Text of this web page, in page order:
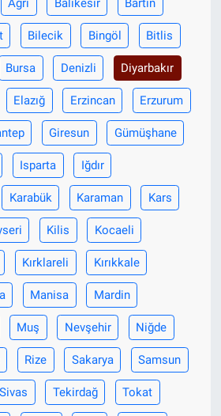
Ağrı Balıkesir Bartın
Bilecik Bingöl Bitlis
Bursa Denizli Diyarbakır
Elazığ Erzincan Erzurum
Giresun Gümüşhane
Isparta Iğdır
Karabük Karaman Kars
Kilis Kocaeli
Kırklareli Kırıkkale
Manisa Mardin
Muş Nevşehir Niğde
Rize Sakarya Samsun
Sivas Tekirdağ Tokat